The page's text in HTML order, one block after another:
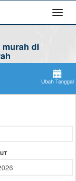
di
Ubah Tanggal